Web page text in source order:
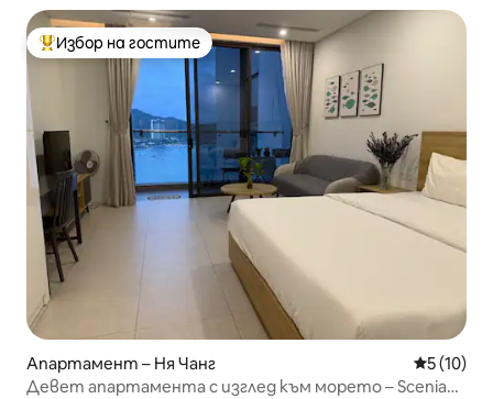
Най-популярен избор на гостите
Избор на гостите
Апартамент – Ня Чанг Средна
5 (10)
Девет апартамента с изглед към морето – Scenia